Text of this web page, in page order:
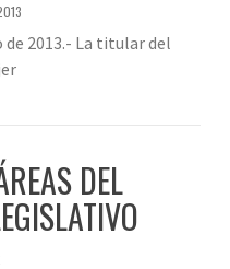
de 2013.- La titular del
DEL